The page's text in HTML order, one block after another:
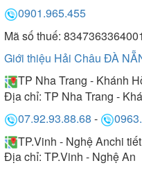
0901.965.455
Mã số thuế: 8347363364001
Giới thiệu Hải Châu ĐÀ
TP Nha Trang - Khánh
Địa chỉ: TP Nha Trang -
07.92.93.88.68 -
TP.Vinh - Nghệ Anchi
Địa chỉ: TP.Vinh - Nghệ An